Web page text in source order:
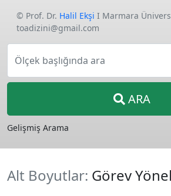
© Prof. Dr. Halil Ekşi I Marmara
toadizini@gmail.com
Ölçek başlığında ara
ARA
Gelişmiş Arama
Alt Boyutlar: Görev